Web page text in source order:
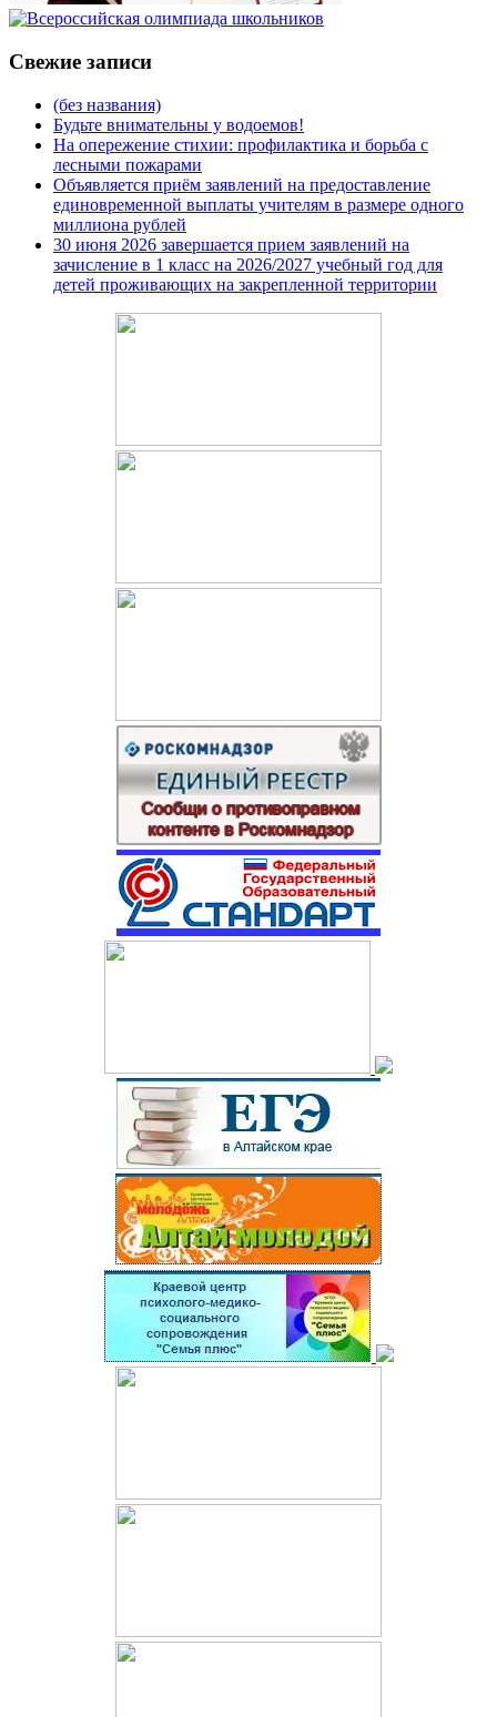
Свежие записи
(без названия)
Будьте внимательны у водоемов!
На опережение стихии: профилактика и борьба с
лесными пожарами
Объявляется приём заявлений на предоставление
единовременной выплаты учителям в размере одного
миллиона рублей
30 июня 2026 завершается прием заявлений на
зачисление в 1 класс на 2026/2027 учебный год для
детей проживающих на закрепленной территории